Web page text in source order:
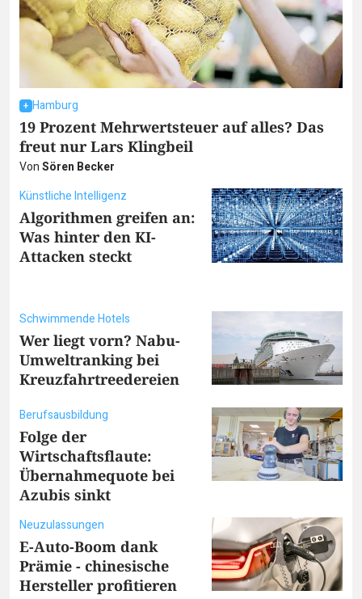
Hamburg
19 Prozent Mehrwertsteuer auf alles? Das
freut nur Lars Klingbeil
VonSören Becker
Künstliche Intelligenz
Algorithmen greifen an:
Was hinter den KI-
Attacken steckt
Schwimmende Hotels
Wer liegt vorn? Nabu-
Umweltranking bei
Kreuzfahrtreedereien
Berufsausbildung
Folge der
Wirtschaftsflaute:
Übernahmequote bei
Azubis sinkt
Neuzulassungen
E-Auto-Boom dank
Prämie - chinesische
Hersteller profitieren